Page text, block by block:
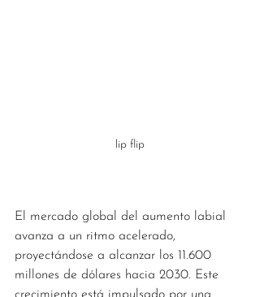
lip flip
El mercado global del aumento labial
avanza a un ritmo acelerado,
proyectándose a alcanzar los 11.600
millones de dólares hacia 2030. Este